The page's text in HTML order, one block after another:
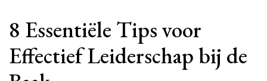
8 Essentiële Tips voor
Effectief Leiderschap bij de